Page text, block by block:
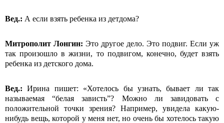
Вед.: А если взять ребенка из детдома?
Митрополит Лонгин: Это другое дело. Это подвиг. Если уж
так произошло в жизни, то подвигом, конечно, будет взять
ребенка из детского дома.
Вед.: Ирина пишет: «Хотелось бы узнать, бывает ли так
называемая “белая зависть”? Можно ли завидовать с
положительной точки зрения? Например, увидела какую-
нибудь вещь, которой у меня нет, но очень бы хотелось такую